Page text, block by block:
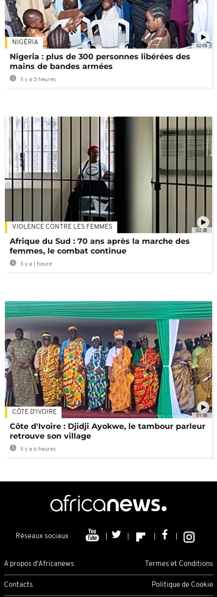
02:08
NIGÉRIA
Nigeria : plus de 300 personnes libérées des
mains de bandes armées
Il y a 3 heures
02:30
VIOLENCE CONTRE LES FEMMES
Afrique du Sud : 70 ans après la marche des
femmes, le combat continue
Il y a 1 heure
01:58
CÔTE D'IVOIRE
Côte d'Ivoire : Djidji Ayokwe, le tambour parleur
retrouve son village
Il y a 6 heures
Réseaux sociaux
A propos d'Africanews Termes et Conditions
Contacts Politique de Cookie